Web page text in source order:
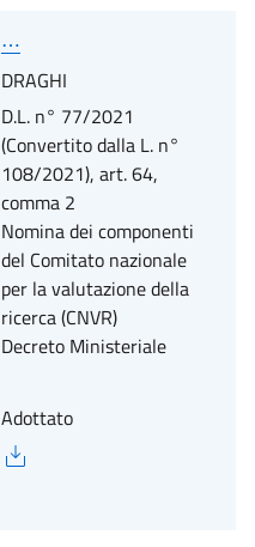
⋯
DRAGHI
D.L. n° 77/2021
(Convertito dalla L. n°
108/2021), art. 64,
comma 2
Nomina dei componenti
del Comitato nazionale
per la valutazione della
ricerca (CNVR)
Decreto Ministeriale
Adottato